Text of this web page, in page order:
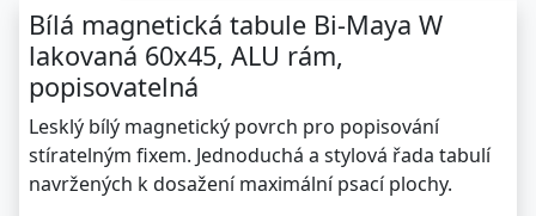
Bílá magnetická tabule Bi-Maya W
lakovaná 60x45, ALU rám,
popisovatelná
Lesklý bílý magnetický povrch pro popisování
stíratelným fixem. Jednoduchá a stylová řada tabulí
navržených k dosažení maximální psací plochy.